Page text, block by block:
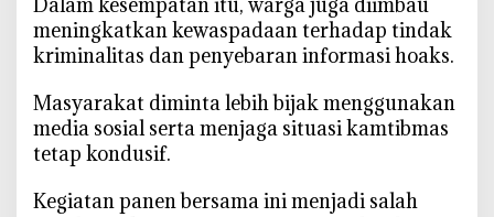
o
r
‎Dalam kesempatan itu, warga juga diimbau
meningkatkan kewaspadaan terhadap tindak
kriminalitas dan penyebaran informasi hoaks.
Masyarakat diminta lebih bijak menggunakan
media sosial serta menjaga situasi kamtibmas
tetap kondusif.
‎Kegiatan panen bersama ini menjadi salah